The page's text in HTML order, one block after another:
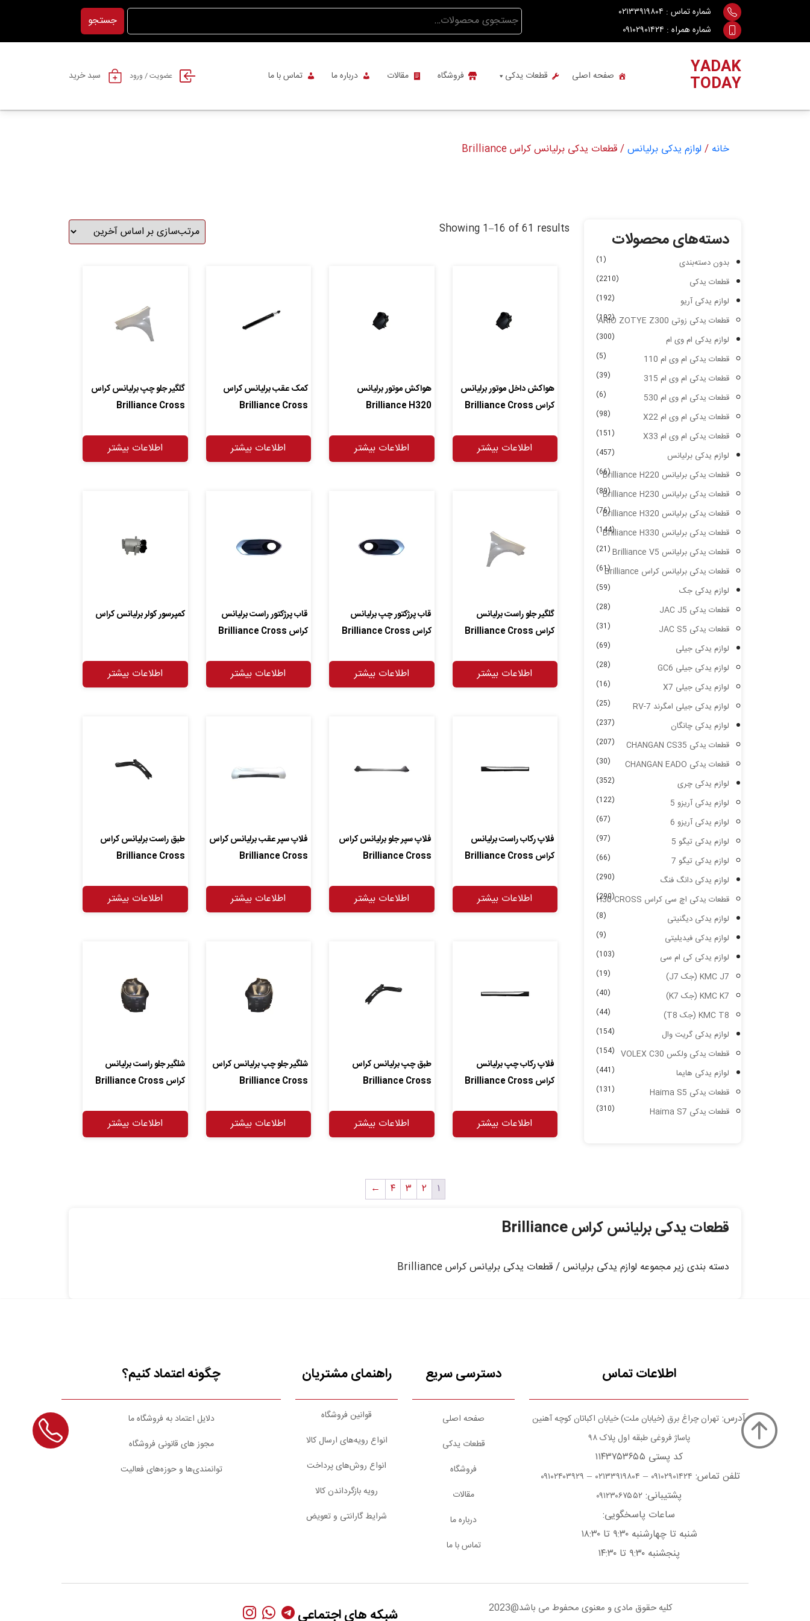
content
شماره تماس : ۰۲۱۳۳۹۱۹۸۰۴
شماره همراه : ۰۹۱۰۲۹۰۱۴۲۴
جستجو
برای:
جستجو
YADAK
TODAY صفحه اصلی قطعات یدکی فروشگاه مقالات درباره ما تماس با ما عضویت / ورود سبد خرید
خانه / لوازم یدکی برلیانس/ قطعات یدکی برلیانس کراس Brilliance
دسته‌های محصولات
بدون دسته‌بندی (1)
قطعات یدکی (2210)
لوازم یدکی آریو (192)
قطعات یدکی زوتی ARIO ZOTYE Z300 (192)
لوازم یدکی ام وی ام (300)
قطعات یدکی ام وی ام 110 (5)
قطعات یدکی ام وی ام 315 (39)
قطعات یدکی ام وی ام 530 (6)
قطعات یدکی ام وی ام X22 (98)
قطعات یدکی ام وی ام X33 (151)
لوازم یدکی برلیانس (457)
قطعات یدکی برلیانس Brilliance H220 (66)
قطعات یدکی برلیانس Brilliance H230 (89)
قطعات یدکی برلیانس Brilliance H320 (76)
قطعات یدکی برلیانس Brilliance H330 (144)
قطعات یدکی برلیانس Brilliance V5 (21)
قطعات یدکی برلیانس کراس Brilliance (61)
لوازم یدکی جک (59)
قطعات یدکی JAC J5 (28)
قطعات یدکی JAC S5 (31)
لوازم یدکی جیلی (69)
لوازم یدکی جیلی GC6 (28)
لوازم یدکی جیلی X7 (16)
لوازم یدکی جیلی امگرند RV-7 (25)
لوازم یدکی چانگان (237)
قطعات یدکی CHANGAN CS35 (207)
قطعات یدکی CHANGAN EADO (30)
لوازم یدکی چری (352)
لوازم یدکی آریزو 5 (122)
لوازم یدکی آریزو 6 (67)
لوازم یدکی تیگو 5 (97)
لوازم یدکی تیگو 7 (66)
لوازم یدکی دانگ فنگ (290)
قطعات یدکی اچ سی کراس H30 CROSS (290)
لوازم یدکی دیگنیتی (8)
لوازم یدکی فیدیلیتی (9)
لوازم یدکی کی ام سی (103)
KMC J7 (جک J7) (19)
KMC K7 (جک K7) (40)
KMC T8 (جک T8) (44)
لوازم یدکی گریت وال (154)
قطعات یدکی ولکس VOLEX C30 (154)
لوازم یدکی هایما (441)
قطعات یدکی Haima S5 (131)
قطعات یدکی Haima S7 (310)
Showing 1–16 of 61 results
هواکش داخل موتور برلیانس
کراس Brilliance Cross
اطلاعات بیشتر
هواکش موتور برلیانس
Brilliance H320
اطلاعات بیشتر
کمک عقب برلیانس کراس
Brilliance Cross
اطلاعات بیشتر
گلگیر جلو چپ برلیانس کراس
Brilliance Cross
اطلاعات بیشتر
گلگیر جلو راست برلیانس
کراس Brilliance Cross
اطلاعات بیشتر
قاب پرژکتور چپ برلیانس
کراس Brilliance Cross
اطلاعات بیشتر
قاب پرژکتور راست برلیانس
کراس Brilliance Cross
اطلاعات بیشتر
کمپرسور کولر برلیانس کراس
اطلاعات بیشتر
فلاپ رکاب راست برلیانس
کراس Brilliance Cross
اطلاعات بیشتر
فلاپ سپر جلو برلیانس کراس
Brilliance Cross
اطلاعات بیشتر
فلاپ سپر عقب برلیانس کراس
Brilliance Cross
اطلاعات بیشتر
طبق راست برلیانس کراس
Brilliance Cross
اطلاعات بیشتر
فلاپ رکاب چپ برلیانس
کراس Brilliance Cross
اطلاعات بیشتر
طبق چپ برلیانس کراس
Brilliance Cross
اطلاعات بیشتر
شلگیر جلو چپ برلیانس کراس
Brilliance Cross
اطلاعات بیشتر
شلگیر جلو راست برلیانس
کراس Brilliance Cross
اطلاعات بیشتر
۱ ۲ ۳ ۴ ←
قطعات یدکی برلیانس کراس Brilliance
دسته بندی زیر مجموعه لوازم یدکی برلیانس / قطعات یدکی برلیانس کراس Brilliance
اطلاعات تماس
آدرس: تهران چراغ برق (خیابان ملت) خیابان اکباتان کوچه آهنین
پاساژ فروغی طبقه اول پلاک ۹۸
کد پستی ۱۱۴۳۷۵۳۶۵۵
تلفن تماس: ۰۹۱۰۲۹۰۱۴۲۴ – ۰۲۱۳۳۹۱۹۸۰۴ – ۰۹۱۰۲۴۰۳۹۲۹
پشتیبانی: ۰۹۱۲۳۰۶۷۵۵۲
ساعات پاسخگویی:
شنبه تا چهارشنبه ۹:۳۰ تا ۱۸:۳۰
پنجشنبه ۹:۳۰ تا ۱۴:۳۰
دسترسی سریع
صفحه اصلی
قطعات یدکی
فروشگاه
مقالات
درباره ما
تماس با ما
راهنمای مشتریان
قوانین فروشگاه
انواع رویه‌های ارسال کالا
انواع روش‌های پرداخت
رویه بازگرداندن کالا
شرایط گارانتی و تعویض
چگونه اعتماد کنیم؟
دلایل اعتماد به فروشگاه ما
مجوز های قانونی فروشگاه
توانمندی‌ها و حوزه‌های فعالیت
کلیه حقوق مادی و معنوی محفوط می باشد@2023 شبکه های اجتماعی